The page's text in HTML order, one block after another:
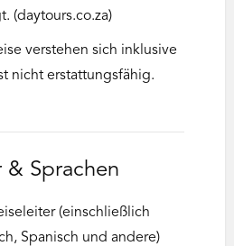
(daytours.co.za)
verstehen sich inklusive
nicht erstattungsfähig.
& Sprachen
(einschließlich
Spanisch und andere)